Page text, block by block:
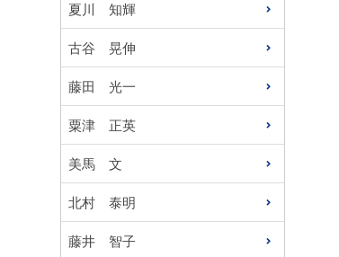
夏川 知輝
古谷 晃伸
藤田 光一
粟津 正英
美馬 文
北村 泰明
藤井 智子